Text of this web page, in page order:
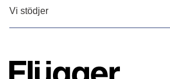
Vi stödjer